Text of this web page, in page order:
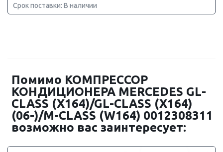
Срок поставки: В наличии
Помимо КОМПРЕССОР
КОНДИЦИОНЕРА MERCEDES GL-
CLASS (X164)/GL-CLASS (X164)
(06-)/M-CLASS (W164) 0012308311
возможно вас заинтересует: